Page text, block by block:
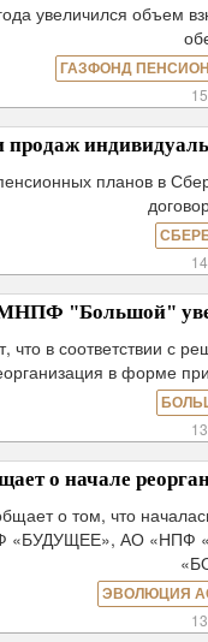
увеличился объем
ГАЗФОНД
планов в
"Большой"
в соответствии с
в форме
о начале
о том, что
«БУДУЩЕЕ», АО
ЭВОЛЮЦИЯ